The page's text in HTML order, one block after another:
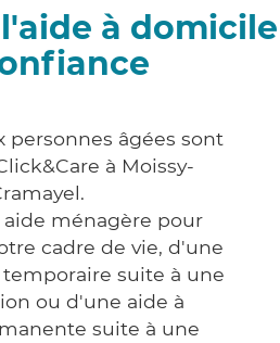
à domicile
personnes âgées sont
à Moissy-
ménagère pour
cadre de vie, d'une
suite à une
ou d'une aide à
suite à une